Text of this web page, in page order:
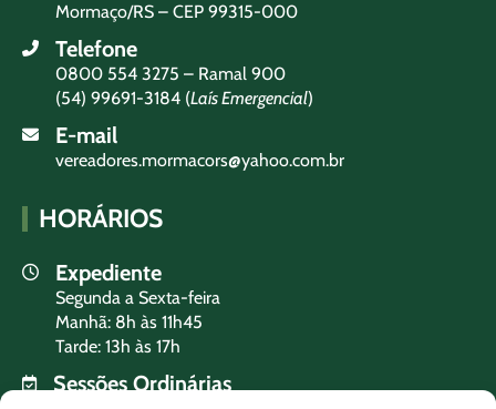
Mormaço/RS – CEP 99315-000
Telefone
0800 554 3275 – Ramal 900
(54) 99691-3184 (Laís Emergencial)
E-mail
vereadores.mormacors@yahoo.com.br
HORÁRIOS
Expediente
Segunda a Sexta-feira
Manhã: 8h às 11h45
Tarde: 13h às 17h
Sessões Ordinárias